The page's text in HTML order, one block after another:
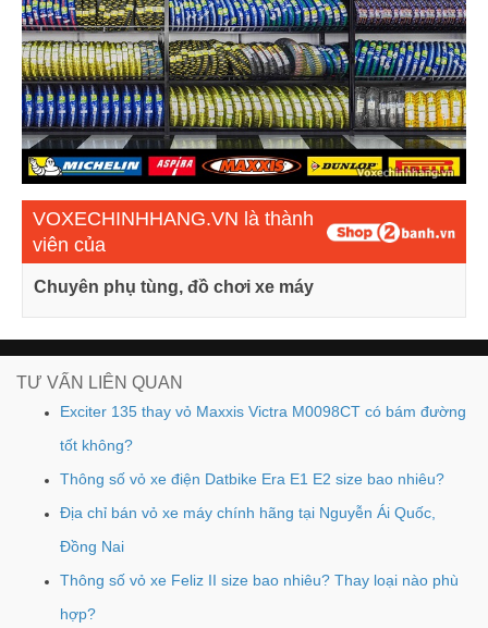
VOXECHINHHANG.VN là thành
viên của
Chuyên phụ tùng, đồ chơi xe máy
TƯ VẤN LIÊN QUAN
Exciter 135 thay vỏ Maxxis Victra M0098CT có bám đường
tốt không?
Thông số vỏ xe điện Datbike Era E1 E2 size bao nhiêu?
Địa chỉ bán vỏ xe máy chính hãng tại Nguyễn Ái Quốc,
Đồng Nai
Thông số vỏ xe Feliz II size bao nhiêu? Thay loại nào phù
hợp?